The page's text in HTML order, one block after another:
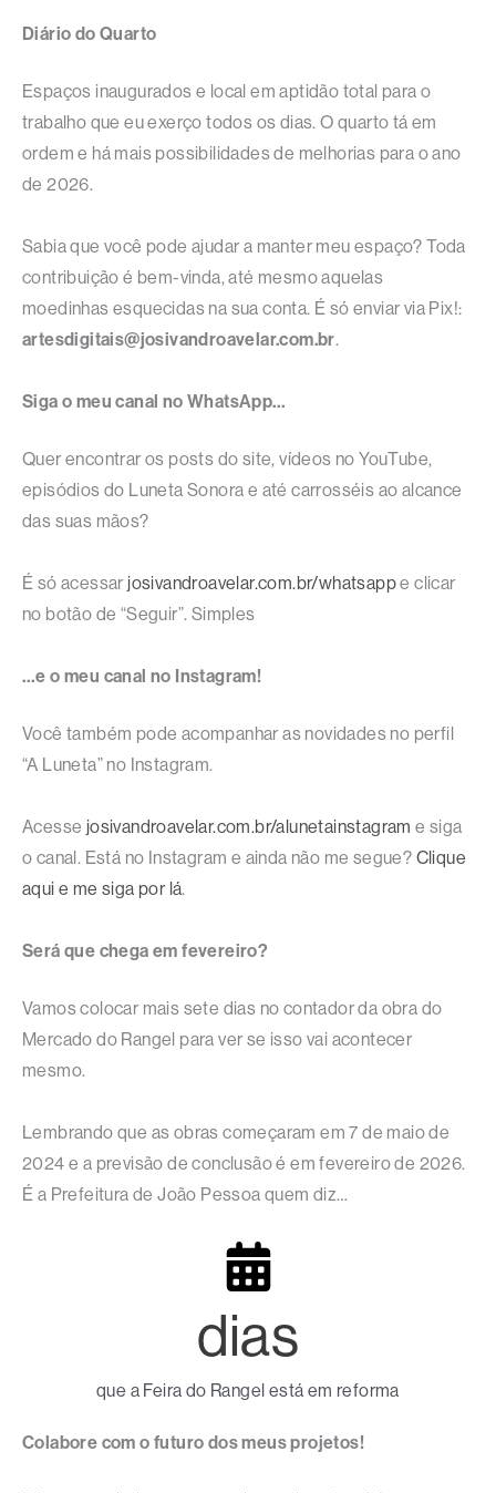
Diário do Quarto
Espaços inaugurados e local em aptidão total para o
trabalho que eu exerço todos os dias. O quarto tá em
ordem e há mais possibilidades de melhorias para o ano
de 2026.
Sabia que você pode ajudar a manter meu espaço? Toda
contribuição é bem-vinda, até mesmo aquelas
moedinhas esquecidas na sua conta. É só enviar via Pix!:
artesdigitais@josivandroavelar.com.br.
Siga o meu canal no WhatsApp…
Quer encontrar os posts do site, vídeos no YouTube,
episódios do Luneta Sonora e até carrosséis ao alcance
das suas mãos?
É só acessar josivandroavelar.com.br/whatsappe clicar
no botão de “Seguir”. Simples
…e o meu canal no Instagram!
Você também pode acompanhar as novidades no perfil
“A Luneta” no Instagram.
Acesse josivandroavelar.com.br/alunetainstagram e siga
o canal. Está no Instagram e ainda não me segue? Clique
aqui e me siga por lá.
Será que chega em fevereiro?
Vamos colocar mais sete dias no contador da obra do
Mercado do Rangel para ver se isso vai acontecer
mesmo.
Lembrando que as obras começaram em 7 de maio de
2024 e a previsão de conclusão é em fevereiro de 2026.
É a Prefeitura de João Pessoa quem diz…
dias
que a Feira do Rangel está em reforma
Colabore com o futuro dos meus projetos!